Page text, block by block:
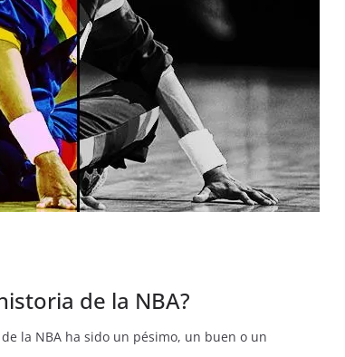
de la NBA?
la NBA ha sido un pésimo, un buen o un